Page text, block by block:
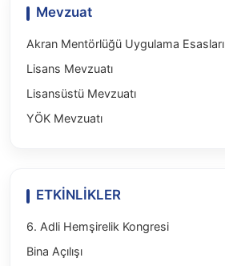
Mevzuat
Akran Mentörlüğü Uygulama Esasları
Lisans Mevzuatı
Lisansüstü Mevzuatı
YÖK Mevzuatı
ETKİNLİKLER
6. Adli Hemşirelik Kongresi
Bina Açılışı